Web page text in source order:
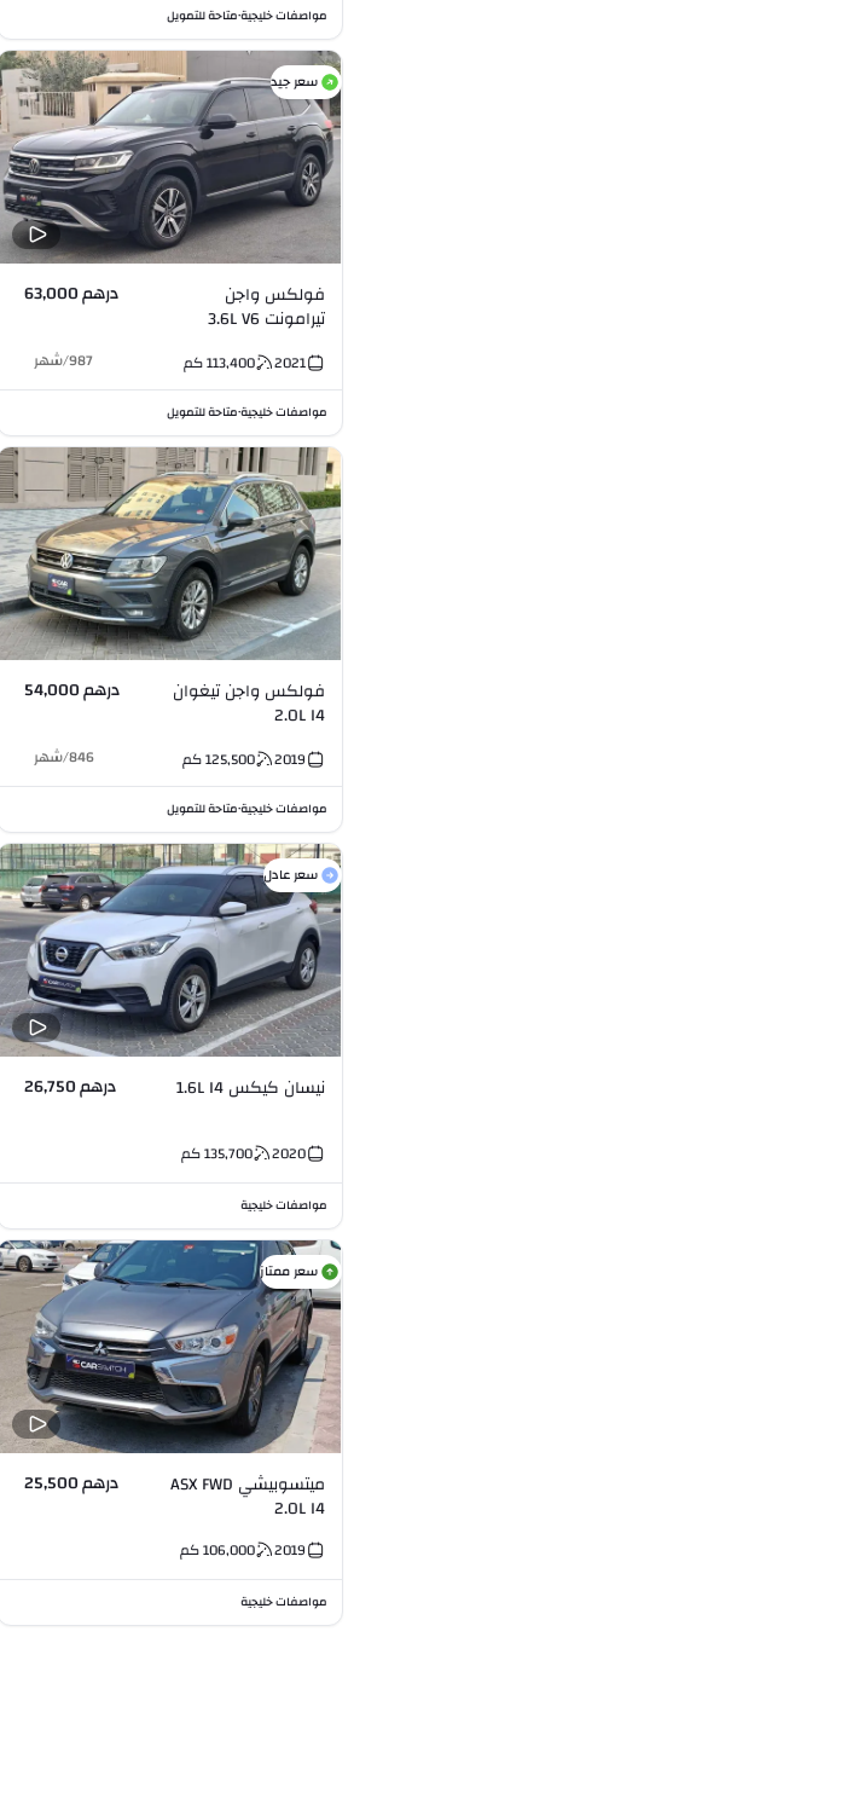
مواصفات خليجية•متاحة للتمويل
سعر جيد
فولكس واجن
تيرامونت 3.6L V6
درهم 63,000
2021
113,400كم 987
/شهر
مواصفات خليجية•متاحة للتمويل
فولكس واجن تيغوان
2.0L I4
درهم 54,000
2019
125,500كم 846
/شهر
مواصفات خليجية•متاحة للتمويل
سعر عادل
نيسان كيكس 1.6L I4 درهم 26,750
2020
135,700كم
مواصفات خليجية
سعر ممتاز
ميتسوبيشي ASX FWD
2.0L I4
درهم 25,500
2019
106,000كم
مواصفات خليجية